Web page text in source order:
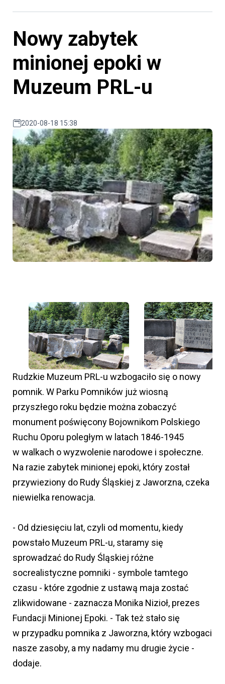
Nowy zabytek
minionej epoki w
Muzeum PRL-u
2020-08-18 15:38
Rudzkie Muzeum PRL-u wzbogaciło się o nowy
pomnik. W Parku Pomników już wiosną
przyszłego roku będzie można zobaczyć
monument poświęcony Bojownikom Polskiego
Ruchu Oporu poległym w latach 1846-1945
w walkach o wyzwolenie narodowe i społeczne.
Na razie zabytek minionej epoki, który został
przywieziony do Rudy Śląskiej z Jaworzna, czeka
niewielka renowacja.
- Od dziesięciu lat, czyli od momentu, kiedy
powstało Muzeum PRL-u, staramy się
sprowadzać do Rudy Śląskiej różne
socrealistyczne pomniki - symbole tamtego
czasu - które zgodnie z ustawą maja zostać
zlikwidowane - zaznacza Monika Nizioł, prezes
Fundacji Minionej Epoki. - Tak też stało się
w przypadku pomnika z Jaworzna, który wzbogaci
nasze zasoby, a my nadamy mu drugie życie -
dodaje.